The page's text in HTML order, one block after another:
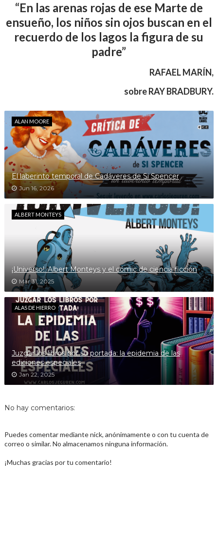
“En las arenas rojas de ese Marte de
ensueño, los niños sin ojos buscan en el
recuerdo de los lagos la figura de su
padre”
RAFAEL MARÍN,
sobre RAY BRADBURY.
ALAN MOORE
El laberinto temporal de Cadáveres de Si Spencer
Jun 16, 2026
ALBERT MONTEYS
¡Universo!: Albert Monteys y el cómic de ciencia ficción
Mar 31, 2025
ALAS DE HIERRO
Juzgar los libros por su portada: la epidemia de las
ediciones especiales
Jan 22, 2025
No hay comentarios:
Puedes comentar mediante nick, anónimamente o con tu cuenta de
correo o similar. No almacenamos ninguna información.
¡Muchas gracias por tu comentario!